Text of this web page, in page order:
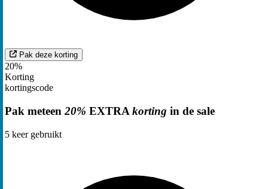
Pak deze korting
20%
Korting
kortingscode
Pak meteen 20% EXTRA korting in de sale
5 keer gebruikt